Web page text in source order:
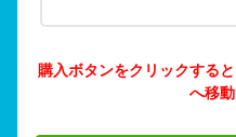
購入ボタンをクリックする
へ移動